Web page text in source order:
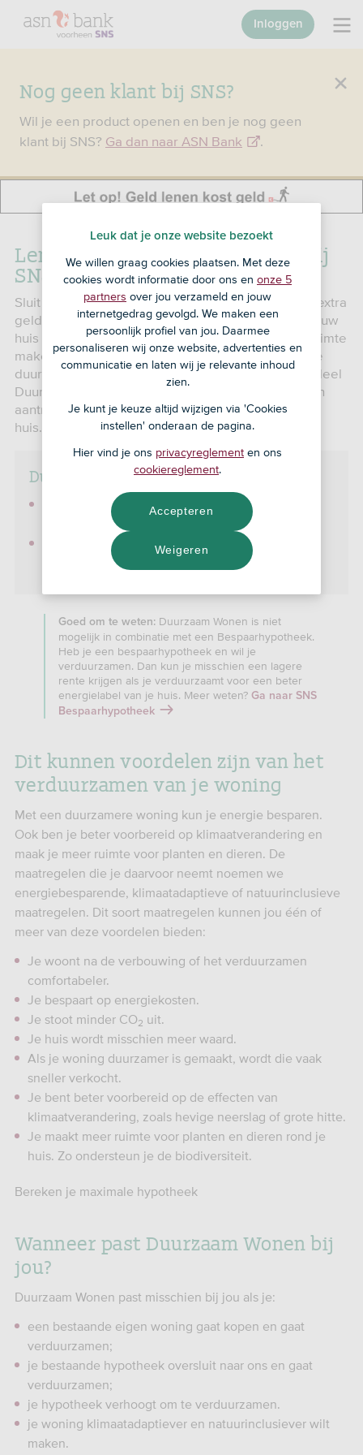
Nog geen klant bij SNS?
Wil je een product openen en ben je nog geen
klant bij SNS? Ga dan naar ASN Bank .
Inloggen
Leningdeel Duurzaam wonen bij
SNS hypotheek
Sluit je een hypotheek bij ons af? Wil je daarnaast extra
geld lenen voor een energiezuiniger huis? Wil je jouw
huis aanpassen aan klimaatverandering of meer ruimte
maken voor planten en dieren? Dan kun je voor die
duurzame maatregelen geld lenen met het leningdeel
Duurzaam Wonen. Bij Duurzaam Wonen krijg je een
aantrekkelijke rente voor het verduurzamen van je
huis.
Duurzaam Wonen in het kort
Een leningdeel met lagere rente voor het
verduurzamen van je woning.
Geld lenen vanaf € 2.500 tot € 30.000 voor
duurzame maatregelen.
Goed om te weten: Duurzaam Wonen is niet
mogelijk in combinatie met een Bespaarhypotheek.
Heb je een bespaarhypotheek en wil je
verduurzamen. Dan kun je misschien een lagere
rente krijgen als je verduurzaamt voor een beter
energielabel van je huis. Meer weten? Ga naar SNS
Bespaarhypotheek
Dit kunnen voordelen zijn van het
verduurzamen van je woning
Met een duurzamere woning kun je energie besparen.
Ook ben je beter voorbereid op klimaatverandering en
maak je meer ruimte voor planten en dieren. De
maatregelen die je daarvoor neemt noemen we
energiebesparende, klimaatadaptieve of natuurinclusieve
maatregelen. Dit soort maatregelen kunnen jou één of
meer van deze voordelen bieden:
Je woont na de verbouwing of het verduurzamen
comfortabeler.
Je bespaart op energiekosten.
Je stoot minder CO2 uit.
Je huis wordt misschien meer waard.
Als je woning duurzamer is gemaakt, wordt die vaak
sneller verkocht.
Je bent beter voorbereid op de effecten van
klimaatverandering, zoals hevige neerslag of grote hitte.
Je maakt meer ruimte voor planten en dieren rond je
huis. Zo ondersteun je de biodiversiteit.
Bereken je maximale hypotheek
Wanneer past Duurzaam Wonen bij
jou?
Duurzaam Wonen past misschien bij jou als je:
een bestaande eigen woning gaat kopen en gaat
verduurzamen;
je bestaande hypotheek oversluit naar ons en gaat
verduurzamen;
je hypotheek verhoogt om te verduurzamen.
je woning klimaatadaptiever en natuurinclusiever wilt
maken.
Leuk dat je onze website bezoekt
We willen graag cookies plaatsen. Met deze
cookies wordt informatie door ons en onze 5
partners over jou verzameld en jouw
internetgedrag gevolgd. We maken een
persoonlijk profiel van jou. Daarmee
personaliseren wij onze website, advertenties en
communicatie en laten wij je relevante inhoud
zien.
Je kunt je keuze altijd wijzigen via 'Cookies
instellen' onderaan de pagina.
Hier vind je ons privacyreglement en ons
cookiereglement.
Weigeren
Accepteren